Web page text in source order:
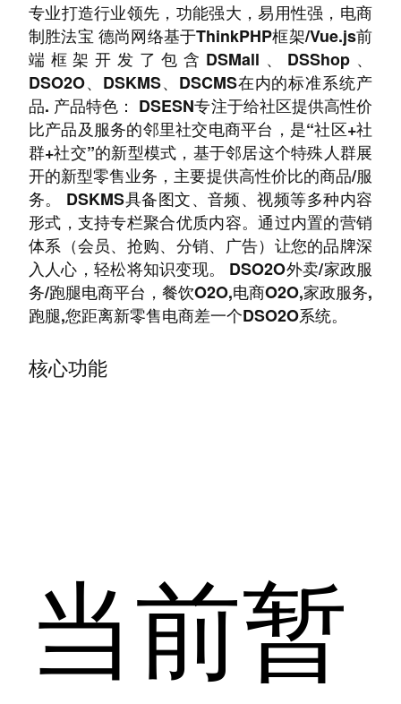
专业打造行业领先，功能强大，易用性强，电商
制胜法宝 德尚网络基于ThinkPHP框架/Vue.js前
端框架开发了包含DSMall、DSShop、
DSO2O、DSKMS、DSCMS在内的标准系统产
品. 产品特色： DSESN专注于给社区提供高性价
比产品及服务的邻里社交电商平台，是“社区+社
群+社交”的新型模式，基于邻居这个特殊人群展
开的新型零售业务，主要提供高性价比的商品/服
务。 DSKMS具备图文、音频、视频等多种内容
形式，支持专栏聚合优质内容。通过内置的营销
体系（会员、抢购、分销、广告）让您的品牌深
入人心，轻松将知识变现。 DSO2O外卖/家政服
务/跑腿电商平台，餐饮O2O,电商O2O,家政服务,
跑腿,您距离新零售电商差一个DSO2O系统。
核心功能
当前暂